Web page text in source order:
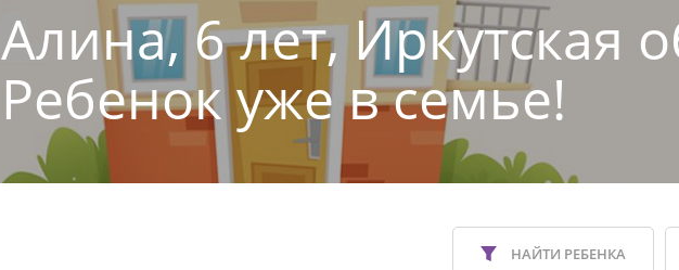
Алина, 6 лет, Иркутская
Ребенок уже в семье!
НАЙТИ РЕБЕНКА